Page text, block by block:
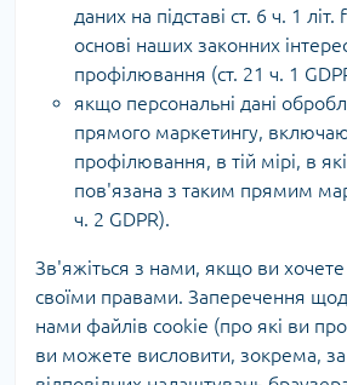
даних на підставі ст. 6 ч. 1
основі наших законних
профілювання (ст. 21 ч. 1
якщо персональні дані
прямого маркетингу,
профілювання, в тій мірі, в
пов'язана з таким прямим
ч. 2 GDPR).
Зв'яжіться з нами, якщо ви хочете
своїми правами. Заперечення
нами файлів cookie (про які ви
ви можете висловити, зокрема,